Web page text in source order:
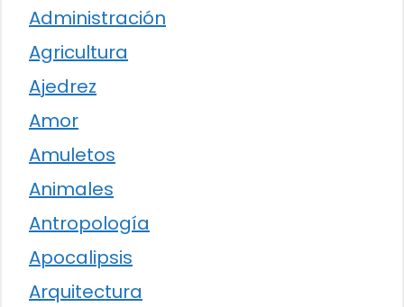
Administración
Agricultura
Ajedrez
Amor
Amuletos
Animales
Antropología
Apocalipsis
Arquitectura